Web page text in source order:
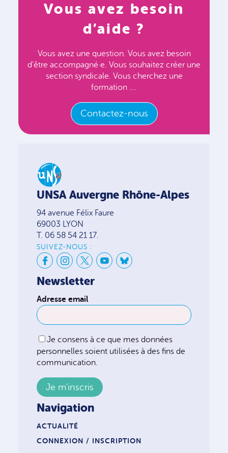
Vous avez besoin
d’aide ?
Vous avez une question. Vous avez besoin
d’être accompagné·e. Vous souhaitez créer une
section syndicale. Vous cherchez une
formation ….
Contactez-nous
UNSA Auvergne Rhône-Alpes
94 avenue Félix Faure
69003 LYON
T. 06 58 54 21 17.
SUIVEZ-NOUS :
Newsletter
Adresse email
Je consens à ce que mes données
personnelles soient utilisées à des fins de
communication.
Navigation
ACTUALITÉ
CONNEXION / INSCRIPTION